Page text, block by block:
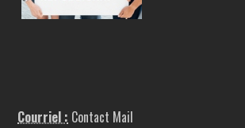
Courriel : Contact Mail